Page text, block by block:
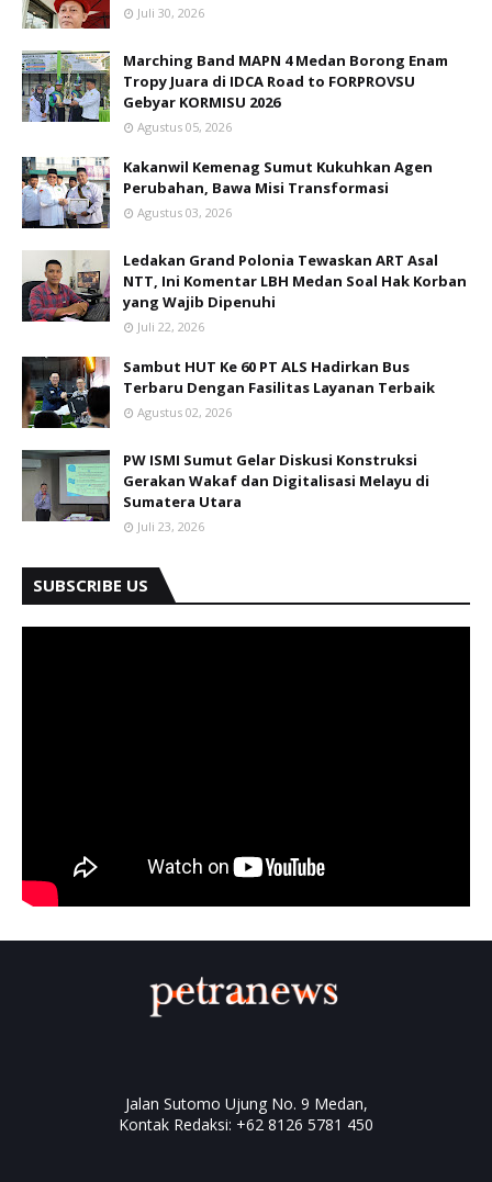
Juli 30, 2026
Marching Band MAPN 4 Medan Borong Enam
Tropy Juara di IDCA Road to FORPROVSU
Gebyar KORMISU 2026
Agustus 05, 2026
Kakanwil Kemenag Sumut Kukuhkan Agen
Perubahan, Bawa Misi Transformasi
Agustus 03, 2026
Ledakan Grand Polonia Tewaskan ART Asal
NTT, Ini Komentar LBH Medan Soal Hak Korban
yang Wajib Dipenuhi
Juli 22, 2026
Sambut HUT Ke 60 PT ALS Hadirkan Bus
Terbaru Dengan Fasilitas Layanan Terbaik
Agustus 02, 2026
PW ISMI Sumut Gelar Diskusi Konstruksi
Gerakan Wakaf dan Digitalisasi Melayu di
Sumatera Utara
Juli 23, 2026
SUBSCRIBE US
Jalan Sutomo Ujung No. 9 Medan,
Kontak Redaksi: +62 8126 5781 450